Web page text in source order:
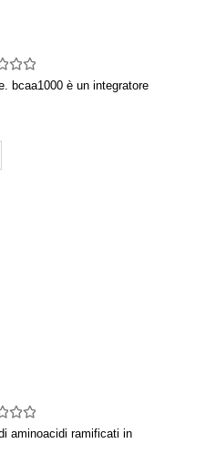
bcaa1000 è un integratore
aminoacidi ramificati in